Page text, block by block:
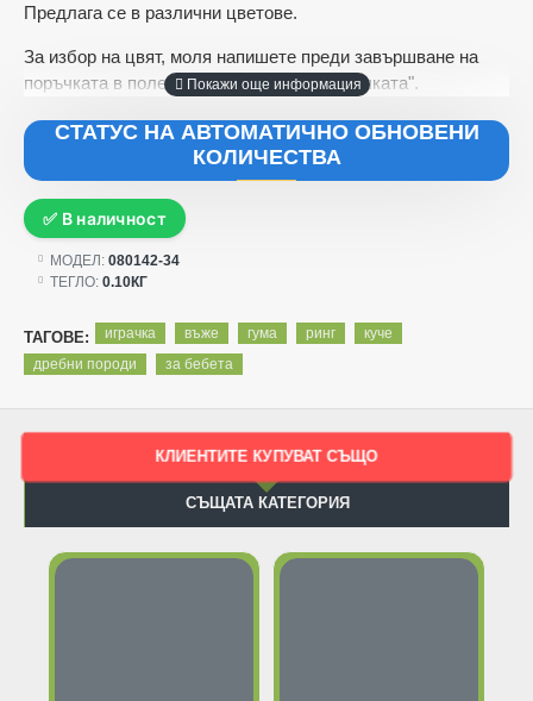
Предлага се в различни цветове.
За избор на цвят, моля напишете преди завършване на
поръчката в полето "Коментари към поръчката".
СТАТУС НА АВТОМАТИЧНО ОБНОВЕНИ
КОЛИЧЕСТВА
✅ В наличност
МОДЕЛ: 080142-34
ТЕГЛО: 0.10КГ
ТАГОВЕ: играчка въже гума ринг
куче
дребни породи
за бебета
КЛИЕНТИТЕ КУПУВАТ СЪЩО
СЪЩАТА КАТЕГОРИЯ